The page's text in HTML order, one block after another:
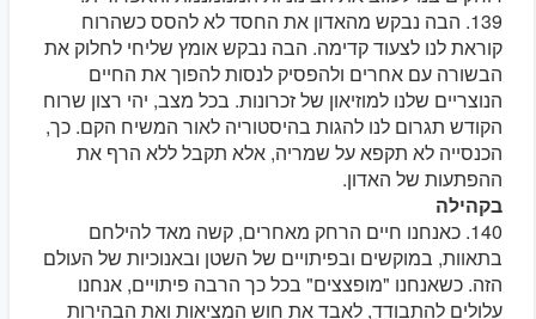
139. הבה נבקש מהאדון את החסד לא להסס כשהרוח
קוראת לנו לצעוד קדימה. הבה נבקש אומץ שליחי לחלוק את
הבשורה עם אחרים ולהפסיק לנסות להפוך את החיים
הנוצריים שלנו למוזיאון של זכרונות. בכל מצב, יהי רצון שרוח
הקודש תגרום לנו להגות בהיסטוריה לאור המשיח הקם. כך,
הכנסייה לא תקפא על שמריה, אלא תקבל ללא הרף את
ההפתעות של האדון.
בקהילה
140. כאנחנו חיים הרחק מאחרים, קשה מאד להילחם
בתאוות, במוקשים ובפיתויים של השטן ובאנוכיות של העולם
הזה. כשאנחנו "מופצצים" בכל כך הרבה פיתויים, אנחנו
עלולים להתבודד, לאבד את חוש המציאות ואת הבהירות